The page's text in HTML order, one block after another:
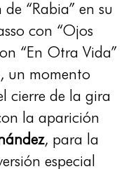
“Rabia” en su
con “Ojos
“En Otra Vida”
un momento
cierre de la gira
la aparición
, para la
especial